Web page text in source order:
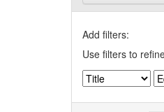
Add filters:
Use filters to